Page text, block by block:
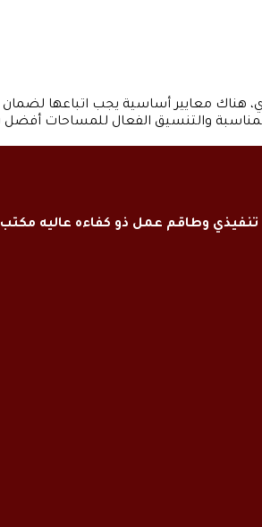
هناك معايير أساسية يجب اتباعها
المناسبة والتنسيق الفعال للمساحات
وطاقم عمل ذو كفاءه عاليه